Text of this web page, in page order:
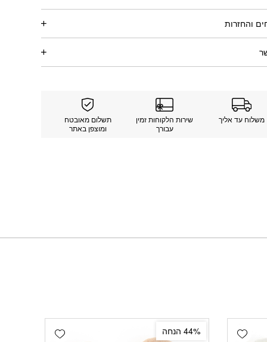
והחזרות
משלוח עד אליך
שירות הלקוחות זמין
עבורך
תשלום מאובטח
ומוצפן באתר
Add wishlist
Add wishlist 44% הנחה